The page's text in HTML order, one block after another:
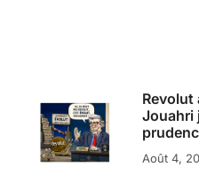
Revolut
Jouahri
Août 4,